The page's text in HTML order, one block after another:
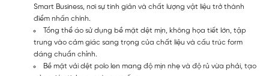
Smart Business, nơi sự tinh giản và chất lượng vật liệu trở thành
điểm nhấn chính.
Tổng thể áo sử dụng bề mặt dệt mịn, không họa tiết lớn, tập
trung vào cảm giác sang trọng của chất liệu và cấu trúc form
dáng chuẩn chỉnh.
Bề mặt vải dệt polo len mang độ mịn nhẹ và độ rủ vừa phải, tạo